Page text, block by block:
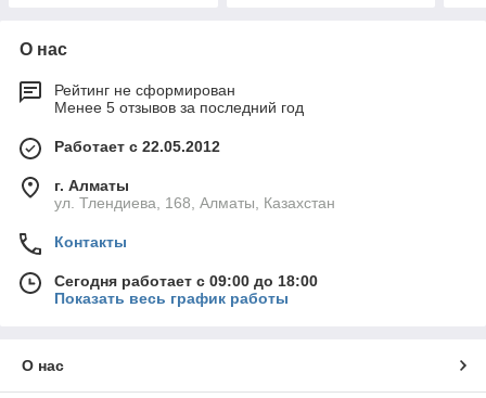
О нас
Рейтинг не сформирован
Менее 5 отзывов за последний год
Работает с 22.05.2012
г. Алматы
ул. Тлендиева, 168, Алматы, Казахстан
Контакты
Сегодня работает с 09:00 до 18:00
Показать весь график работы
О нас